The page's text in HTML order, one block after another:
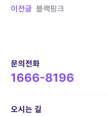
이전글 블랙핑크
문의전화
1666-8196
오시는 길